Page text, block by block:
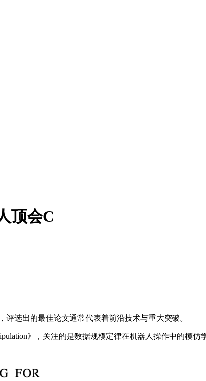
顶会C
选出的最佳论文通常代表着前沿技术与重大突破。
》，关注的是数据规模定律在机器人操作中的模